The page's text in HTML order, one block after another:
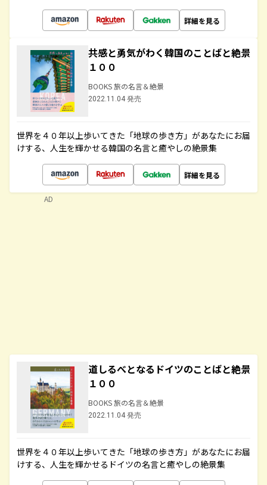
詳細を見る
共感と勇気がわく韓国のことばと絶景
１００
BOOKS 旅の名言＆絶景
2022.11.04 発売
世界を４０年以上歩いてきた「地球の歩き方」があなたにお届
けする、人生を輝かせる韓国の名言と癒やしの絶景集
詳細を見る
道しるべとなるドイツのことばと絶景
１００
BOOKS 旅の名言＆絶景
2022.11.04 発売
世界を４０年以上歩いてきた「地球の歩き方」があなたにお届
けする、人生を輝かせるドイツの名言と癒やしの絶景集
AD